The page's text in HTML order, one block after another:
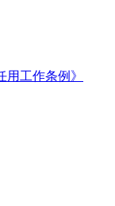
工作条例》